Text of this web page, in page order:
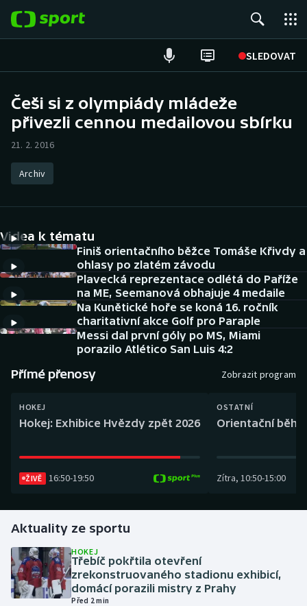
SLEDOVAT
Hokej
Atletika
DALŠÍ SPORTY
Americký fotbal
Baseball a softbal
Biatlon
Boby a skeleton
Curling
Dostihy
Florbal
Futsal
NEPŘEHLÉDNĚTE
Historické návraty
Aplikace ČT sport
AZ kvíz
Češi si z olympiády mládeže
přivezli cennou medailovou sbírku
21. 2. 2016
Archiv
Videa k tématu
Finiš orientačního běžce Tomáše Křivdy a
ohlasy po zlatém závodu
Plavecká reprezentace odlétá do Paříže
na ME, Seemanová obhajuje 4 medaile
Na Kunětické hoře se koná 16. ročník
charitativní akce Golf pro Paraple
Messi dal první góly po MS, Miami
porazilo Atlético San Luis 4:2
Přímé přenosy Zobrazit program
HOKEJ
Hokej: Exhibice Hvězdy zpět 2026
ŽIVĚ 16:50-19:50
OSTATNÍ
Orientační běh:
Zítra, 10:50-15:00
Aktuality ze sportu
HOKEJ
Třebíč pokřtila otevření
zrekonstruovaného stadionu exhibicí,
domácí porazili mistry z Prahy
Před 2 min